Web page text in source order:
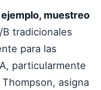
muestreo
tradicionales
para las
particularmente
asigna